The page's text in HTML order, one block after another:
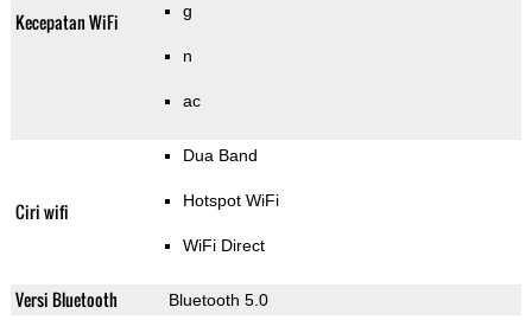
Kecepatan WiFi g
n
ac
Ciri wifi
Dua Band
Hotspot WiFi
WiFi Direct
Versi Bluetooth Bluetooth 5.0